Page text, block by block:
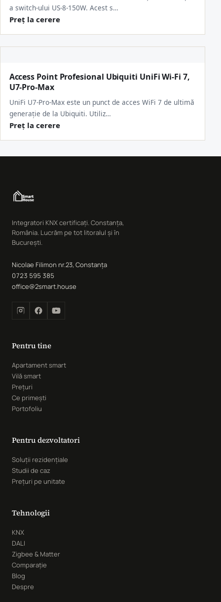
a switch-ului US-8-150W. Acest s…
Preț la cerere
Access Point Profesional Ubiquiti UniFi Wi-Fi 7,
U7-Pro-Max
UniFi U7-Pro-Max este un punct de acces WiFi 7 de ultimă
generație de la Ubiquiti. Utiliz…
Preț la cerere
Integratori KNX certificați. Constanța,
România. Lucrăm pe tot litoralul și în
București.
Nicolae Filimon nr.23, Constanța
0723 595 385
office@2smart.house
Pentru tine
Apartament smart
Vilă smart
Prețuri
Ce primești
Portofoliu
Pentru dezvoltatori
Soluții rezidențiale
Studii de caz
Prețuri pe unitate
Tehnologii
KNX
DALI
Zigbee & Matter
Comparație
Blog
Despre